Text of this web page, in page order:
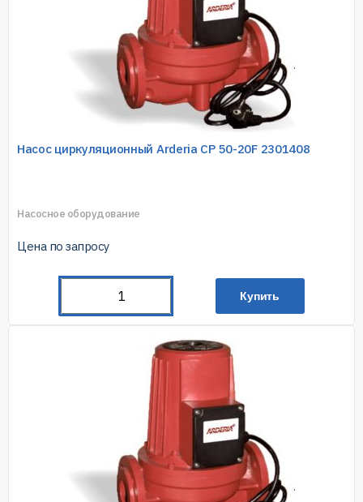
Насос циркуляционный Arderia CP 50-20F 2301408
Насосное оборудование
Цена по запросу
Купить